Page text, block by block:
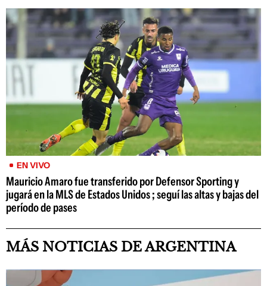
EN VIVO
Mauricio Amaro fue transferido por Defensor Sporting y
jugará en la MLS de Estados Unidos ; seguí las altas y bajas del
período de pases
MÁS NOTICIAS DE ARGENTINA